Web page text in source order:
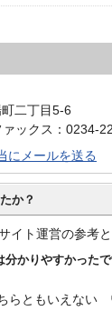
二丁目5-6
ックス：0234-
にメールを送る
か？
イト運営の参考と
かりやすかったで
らともいえない